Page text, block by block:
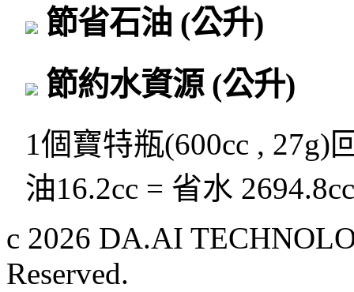
節省石油 (公升)
節約水資源 (公升)
1個寶特瓶(600cc , 27g)
油16.2cc = 省水
c 2026 DA.AI
Reserved.